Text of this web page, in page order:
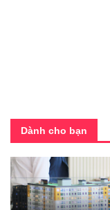
Dành cho bạn